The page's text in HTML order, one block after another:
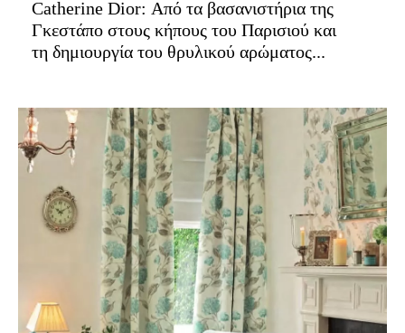
Catherine Dior: Από τα βασανιστήρια της
Γκεστάπο στους κήπους του Παρισιού και
τη δημιουργία του θρυλικού αρώματος...